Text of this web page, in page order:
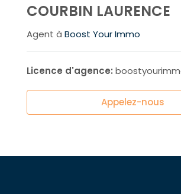
COURBIN LAURENCE
Agent à Boost Your Immo
Licence d'agence:
Appelez-nous